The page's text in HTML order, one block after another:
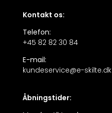
Kontakt os:
Telefon:
+45 82 82 30 84
E-mail:
kundeservice@e-skilte.dk
Åbningstider: